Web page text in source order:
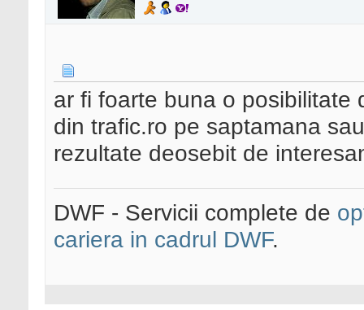
ar fi foarte buna o posibilitate
din trafic.ro pe saptamana
rezultate deosebit de
DWF - Servicii complete de
cariera in cadrul DWF.